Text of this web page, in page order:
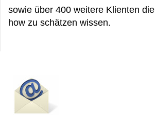
sowie über 400 weitere Klienten
how zu schätzen wissen.